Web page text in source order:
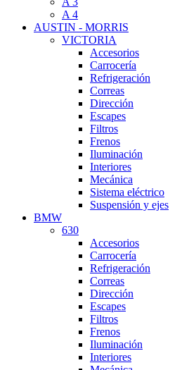
A 4
AUSTIN - MORRIS
VICTORIA
Accesorios
Carrocería
Refrigeración
Correas
Dirección
Escapes
Filtros
Frenos
Iluminación
Interiores
Mecánica
Sistema eléctrico
Suspensión y ejes
BMW
630
Accesorios
Carrocería
Refrigeración
Correas
Dirección
Escapes
Filtros
Frenos
Iluminación
Interiores